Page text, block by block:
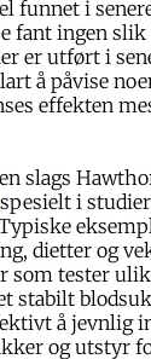
funnet i
fant ingen
er utført i
å påvise
effekten
slags
i
dietter og
som tester
stabilt
å jevnlig
og utstyr